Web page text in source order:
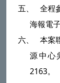
五、
全程
海報電
六、
本案
源中心
2163。